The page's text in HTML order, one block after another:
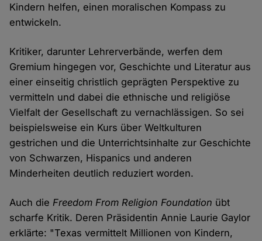
Kindern helfen, einen moralischen Kompass zu
entwickeln.
Kritiker, darunter Lehrerverbände, werfen dem
Gremium hingegen vor, Geschichte und Literatur aus
einer einseitig christlich geprägten Perspektive zu
vermitteln und dabei die ethnische und religiöse
Vielfalt der Gesellschaft zu vernachlässigen. So sei
beispielsweise ein Kurs über Weltkulturen
gestrichen und die Unterrichtsinhalte zur Geschichte
von Schwarzen, Hispanics und anderen
Minderheiten deutlich reduziert worden.
Auch die Freedom From Religion Foundation übt
scharfe Kritik. Deren Präsidentin Annie Laurie Gaylor
erklärte: "Texas vermittelt Millionen von Kindern,